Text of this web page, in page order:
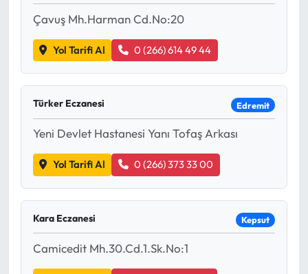
Çavuş Mh.Harman Cd.No:20
Yol Tarifi Al 0 (266) 614 49 44
Türker Eczanesi Edremit
Yeni Devlet Hastanesi Yanı Tofaş Arkası
Yol Tarifi Al 0 (266) 373 33 00
Kara Eczanesi Kepsut
Camicedit Mh.30.Cd.1.Sk.No:1